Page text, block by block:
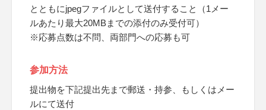
とともにjpegファイルとして送付すること（1メー
ルあたり最大20MBまでの添付のみ受付可）
※応募点数は不問、両部門への応募も可
参加方法
提出物を下記提出先まで郵送・持参、もしくはメー
ルにて送付